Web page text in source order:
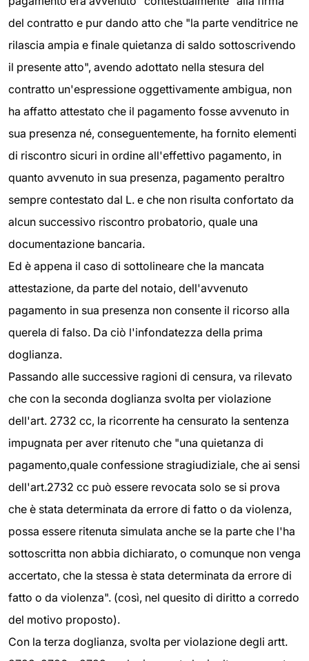
del contratto e pur dando atto che "la parte venditrice ne
rilascia ampia e finale quietanza di saldo sottoscrivendo
il presente atto", avendo adottato nella stesura del
contratto un'espressione oggettivamente ambigua, non
ha affatto attestato che il pagamento fosse avvenuto in
sua presenza né, conseguentemente, ha fornito elementi
di riscontro sicuri in ordine all'effettivo pagamento, in
quanto avvenuto in sua presenza, pagamento peraltro
sempre contestato dal L. e che non risulta confortato da
alcun successivo riscontro probatorio, quale una
documentazione bancaria.
Ed è appena il caso di sottolineare che la mancata
attestazione, da parte del notaio, dell'avvenuto
pagamento in sua presenza non consente il ricorso alla
querela di falso. Da ciò l'infondatezza della prima
doglianza.
Passando alle successive ragioni di censura, va rilevato
che con la seconda doglianza svolta per violazione
dell'art. 2732 cc, la ricorrente ha censurato la sentenza
impugnata per aver ritenuto che "una quietanza di
pagamento,quale confessione stragiudiziale, che ai sensi
dell'art.2732 cc può essere revocata solo se si prova
che è stata determinata da errore di fatto o da violenza,
possa essere ritenuta simulata anche se la parte che l'ha
sottoscritta non abbia dichiarato, o comunque non venga
accertato, che la stessa è stata determinata da errore di
fatto o da violenza". (così, nel quesito di diritto a corredo
del motivo proposto).
Con la terza doglianza, svolta per violazione degli artt.